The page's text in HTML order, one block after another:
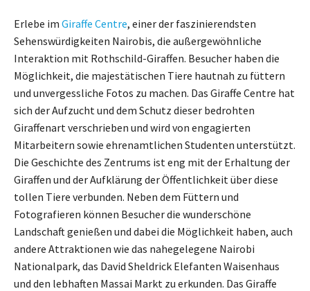
Erlebe im Giraffe Centre, einer der faszinierendsten
Sehenswürdigkeiten Nairobis, die außergewöhnliche
Interaktion mit Rothschild-Giraffen. Besucher haben die
Möglichkeit, die majestätischen Tiere hautnah zu füttern
und unvergessliche Fotos zu machen. Das Giraffe Centre hat
sich der Aufzucht und dem Schutz dieser bedrohten
Giraffenart verschrieben und wird von engagierten
Mitarbeitern sowie ehrenamtlichen Studenten unterstützt.
Die Geschichte des Zentrums ist eng mit der Erhaltung der
Giraffen und der Aufklärung der Öffentlichkeit über diese
tollen Tiere verbunden. Neben dem Füttern und
Fotografieren können Besucher die wunderschöne
Landschaft genießen und dabei die Möglichkeit haben, auch
andere Attraktionen wie das nahegelegene Nairobi
Nationalpark, das David Sheldrick Elefanten Waisenhaus
und den lebhaften Massai Markt zu erkunden. Das Giraffe